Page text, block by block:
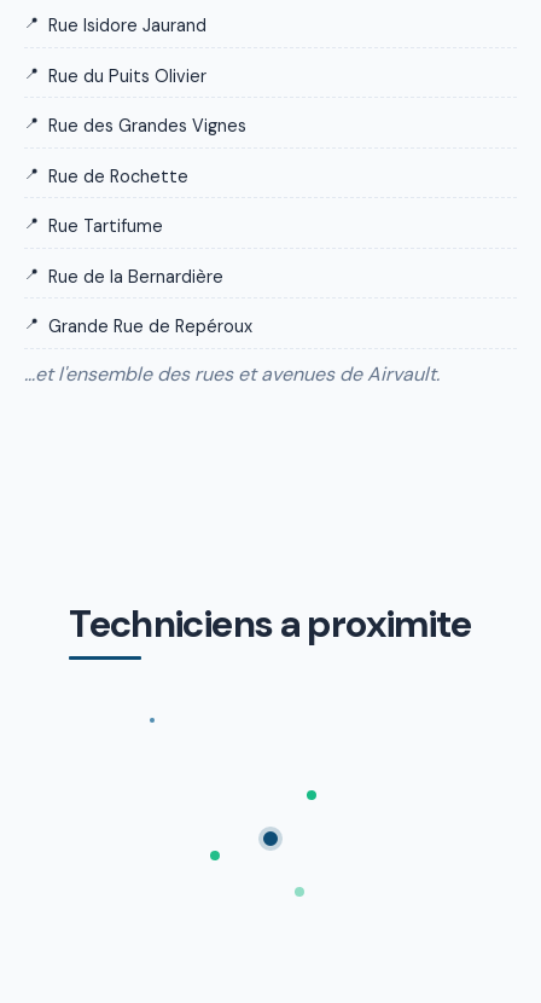
Rue Isidore Jaurand
Rue du Puits Olivier
Rue des Grandes Vignes
Rue de Rochette
Rue Tartifume
Rue de la Bernardière
Grande Rue de Repéroux
…et l'ensemble des rues et avenues de Airvault.
Techniciens a proximite